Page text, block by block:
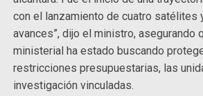
con el lanzamiento de cuatro satélites
avances”, dijo el ministro, asegurando
ministerial ha estado buscando
restricciones presupuestarias, las
investigación vinculadas.